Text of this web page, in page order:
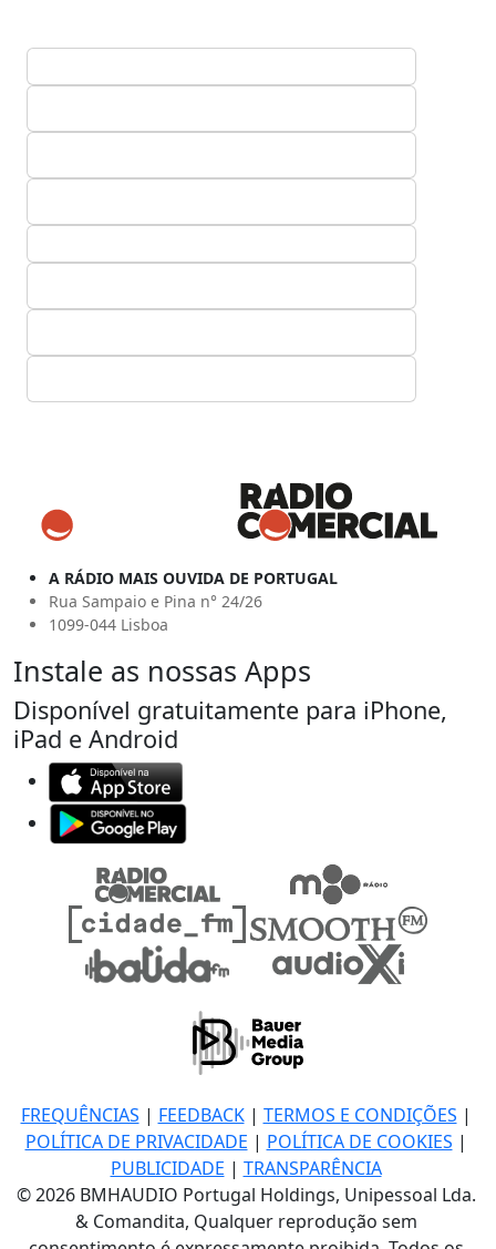
A RÁDIO MAIS OUVIDA DE PORTUGAL
Rua Sampaio e Pina n° 24/26
1099-044 Lisboa
Instale as nossas Apps
Disponível gratuitamente para iPhone,
iPad e Android
FREQUÊNCIAS | FEEDBACK| TERMOS E CONDIÇÕES |
POLÍTICA DE PRIVACIDADE | POLÍTICA DE COOKIES |
PUBLICIDADE | TRANSPARÊNCIA
© 2026 BMHAUDIO Portugal Holdings, Unipessoal Lda.
& Comandita, Qualquer reprodução sem